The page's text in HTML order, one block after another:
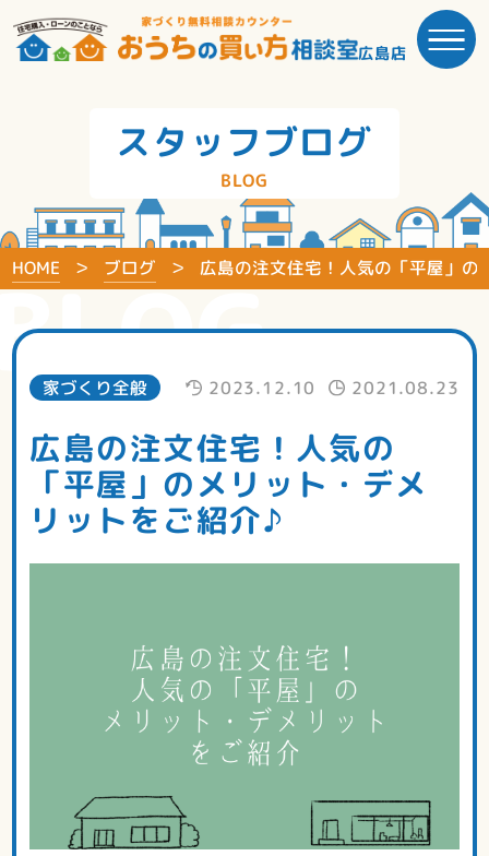
広島店
スタッフブログ
BLOG
HOME ブログ 広島の注文住宅！人気の「平屋」
家づくり全般 2023.12.10 2021.08.23
広島の注文住宅！人気の
「平屋」のメリット・デメ
リットをご紹介♪